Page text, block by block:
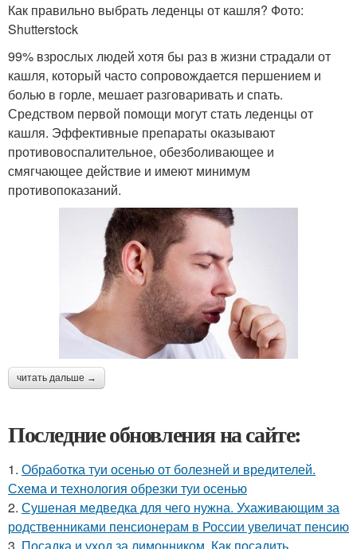
Как правильно выбрать леденцы от кашля? Фото:
Shutterstock
99% взрослых людей хотя бы раз в жизни страдали от
кашля, который часто сопровождается першением и
болью в горле, мешает разговаривать и спать.
Средством первой помощи могут стать леденцы от
кашля. Эффективные препараты оказывают
противовоспалительное, обезболивающее и
смягчающее действие и имеют минимум
противопоказаний.
читать дальше →
Последние обновления на сайте:
1. Обработка туи осенью от болезней и вредителей.
Схема и технология обрезки туи осенью
2. Сушеная медведка для чего нужна. Ухаживающим за
родственниками пенсионерам в России увеличат пенсию